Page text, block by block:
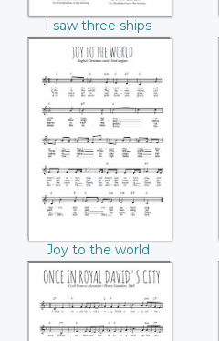
I saw three ships
come sailing by
Joy to the world
Joy to the world
Once in royal